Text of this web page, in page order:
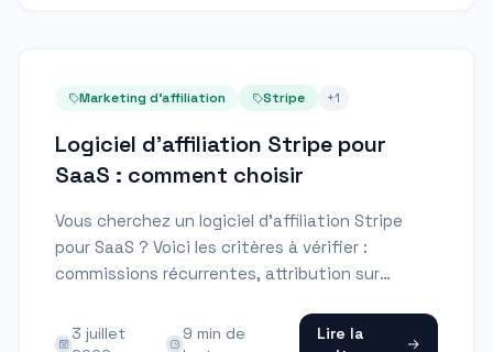
Marketing d'affiliation Stripe +1
Logiciel d'affiliation Stripe pour
SaaS : comment choisir
Vous cherchez un logiciel d'affiliation Stripe
pour SaaS ? Voici les critères à vérifier :
commissions récurrentes, attribution sur
paiements et RGPD.
3 juillet
9 min de
Lire la